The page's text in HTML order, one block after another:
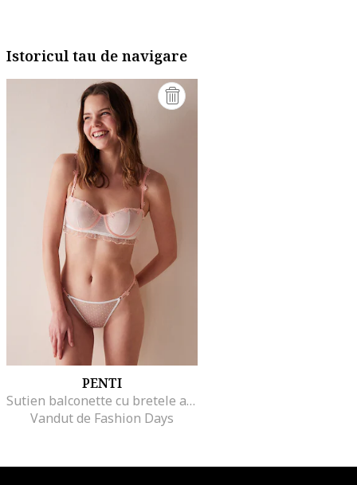
Istoricul tau de navigare
PENTI
Sutien balconette cu bretele ajustabile, Bej deschis
Vandut de Fashion Days